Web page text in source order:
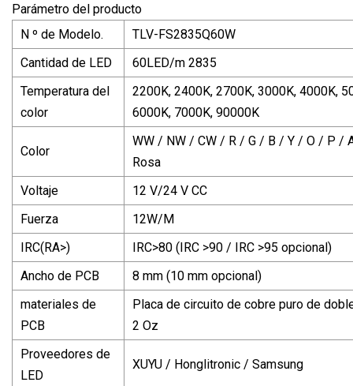
Parámetro del producto
N º de Modelo.
TLV-FS2835Q60W
Cantidad de LED
60LED/m 2835
Temperatura del
color
2200K, 2400K, 2700K, 3000K, 4000K,
6000K, 7000K, 90000K
Color
WW / NW / CW / R / G / B / Y / O / P /
Rosa
Voltaje
12 V/24 V CC
Fuerza
12W/M
IRC(RA>)
IRC>80 (IRC >90 / IRC >95 opcional)
Ancho de PCB
8 mm (10 mm opcional)
materiales de
PCB
Placa de circuito de cobre puro de
2 Oz
Proveedores de
LED
XUYU / Honglitronic / Samsung